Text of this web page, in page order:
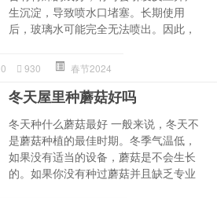
生沉淀，导致喷水口堵塞。长期使用
后，玻璃水可能完全无法喷出。因此，
0 930 春节2024
冬天屋里种蘑菇好吗
冬天种什么蘑菇最好 一般来说，冬天不
是蘑菇种植的最佳时期。冬季气温低，
如果没有适当的设备，蘑菇是不会生长
的。如果你没有种过蘑菇并且缺乏专业